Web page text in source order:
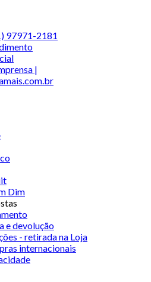
97971-2181
|
Dim
e devolução
- retirada na Loja
internacionais